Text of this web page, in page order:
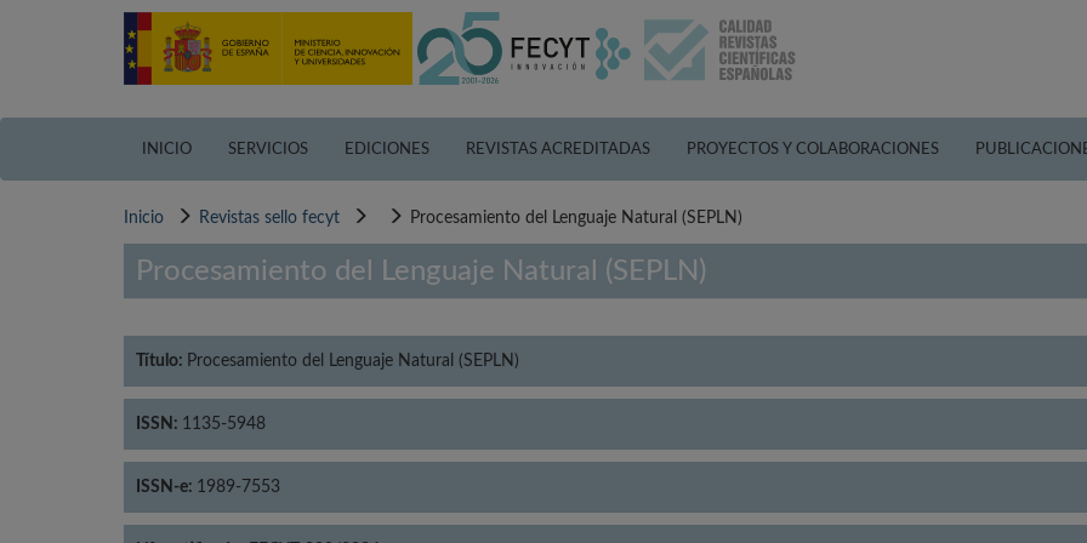
INICIO SERVICIOS EDICIONES REVISTAS ACREDITADAS PROYECTOS Y COLABORACIONES
Inicio Revistas sello fecyt Procesamiento del Lenguaje Natural (SEPLN)
Procesamiento del Lenguaje Natural (SEPLN)
Título: Procesamiento del Lenguaje Natural (SEPLN)
ISSN: 1135-5948
ISSN-e: 1989-7553